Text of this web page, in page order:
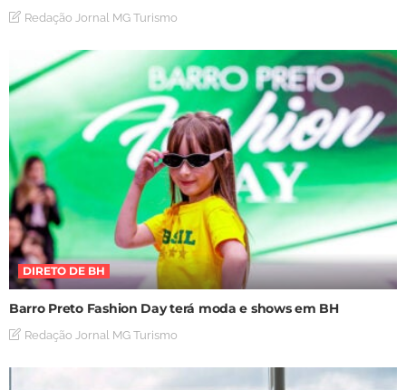
Redação Jornal MG Turismo
DIRETO DE BH
Barro Preto Fashion Day terá moda e shows em BH
Redação Jornal MG Turismo